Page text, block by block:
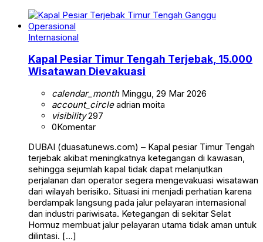
Internasional
Kapal Pesiar Timur Tengah Terjebak, 15.000
Wisatawan Dievakuasi
calendar_monthMinggu, 29 Mar 2026
account_circleadrian moita
visibility297
0Komentar
DUBAI (duasatunews.com) – Kapal pesiar Timur Tengah
terjebak akibat meningkatnya ketegangan di kawasan,
sehingga sejumlah kapal tidak dapat melanjutkan
perjalanan dan operator segera mengevakuasi wisatawan
dari wilayah berisiko. Situasi ini menjadi perhatian karena
berdampak langsung pada jalur pelayaran internasional
dan industri pariwisata. Ketegangan di sekitar Selat
Hormuz membuat jalur pelayaran utama tidak aman untuk
dilintasi. […]